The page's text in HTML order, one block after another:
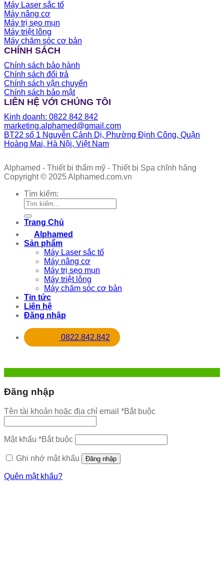
Máy Laser sắc tố
Máy nâng cơ
Máy trị sẹo mụn
Máy triệt lông
Máy chăm sóc cơ bản
CHÍNH SÁCH
Chính sách bảo hành
Chính sách đổi trả
Chính sách vận chuyển
Chính sách bảo mật
LIÊN HỆ VỚI CHÚNG TÔI
Kinh doanh: 0822 842 842
marketing.alphamed@gmail.com
BT22 số 1 Nguyễn Cảnh Dị, Phường Định Công, Quận
Hoàng Mai, Hà Nội, Việt Nam
Alphamed - Thiết bị thẩm mỹ - Thiết bị Spa chĩnh hãng
Copyright © 2025 Alphamed.com.vn
Tìm kiếm:
Trang Chủ
Alphamed
Sản phẩm
Máy Laser sắc tố
Máy nâng cơ
Máy trị sẹo mụn
Máy triệt lông
Máy chăm sóc cơ bản
Tin tức
Liên hệ
Đăng nhập
0822.842.842
Đăng nhập
Tên tài khoản hoặc địa chỉ email *Bắt buộc
Mật khẩu *Bắt buộc
Ghi nhớ mật khẩu Đăng nhập
Quên mật khẩu?